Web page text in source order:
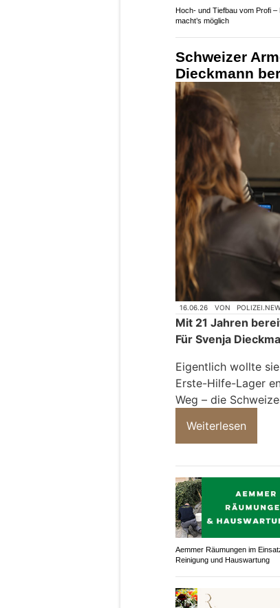
Hoch- und Tiefbau vom Profi
macht’s möglich
Schweizer
Dieckmann
16.06.26 VON
Mit 21 Jahren
Für Svenja
Eigentlich wollte
Erste-Hilfe-Lager
Weg – die
Weiterlesen
Aemmer Räumungen im
Reinigung und Hauswartung